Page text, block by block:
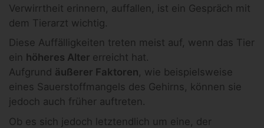
Verwirrtheit erinnern, auffallen, ist ein Gespräch mit
dem Tierarzt wichtig.
Diese Auffälligkeiten treten meist auf, wenn das Tier
ein höheres Alter erreicht hat.
Aufgrund äußerer Faktoren, wie beispielsweise
eines Sauerstoffmangels des Gehirns, können sie
jedoch auch früher auftreten.
Ob es sich jedoch letztendlich um eine, der